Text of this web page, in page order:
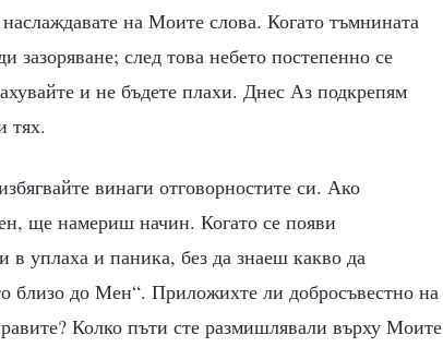
на Моите слова. Когато тъмнината
след това небето постепенно се
и не бъдете плахи. Днес Аз подкрепям
тях.
винаги отговорностите си. Ако
ще намериш начин. Когато се появи
в уплаха и паника, без да знаеш какво да
близо до Мен“. Приложихте ли добросъвестно на
Колко пъти сте размишлявали върху Моите